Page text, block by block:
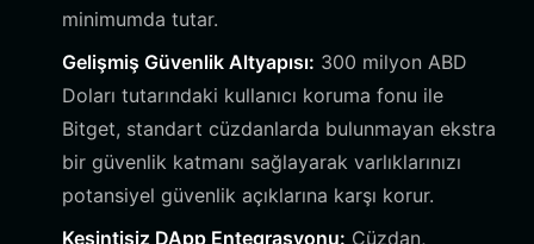
minimumda tutar.
Gelişmiş Güvenlik Altyapısı: 300 milyon ABD
Doları tutarındaki kullanıcı koruma fonu ile
Bitget, standart cüzdanlarda bulunmayan ekstra
bir güvenlik katmanı sağlayarak varlıklarınızı
potansiyel güvenlik açıklarına karşı korur.
Kesintisiz DApp Entegrasyonu: Cüzdan,